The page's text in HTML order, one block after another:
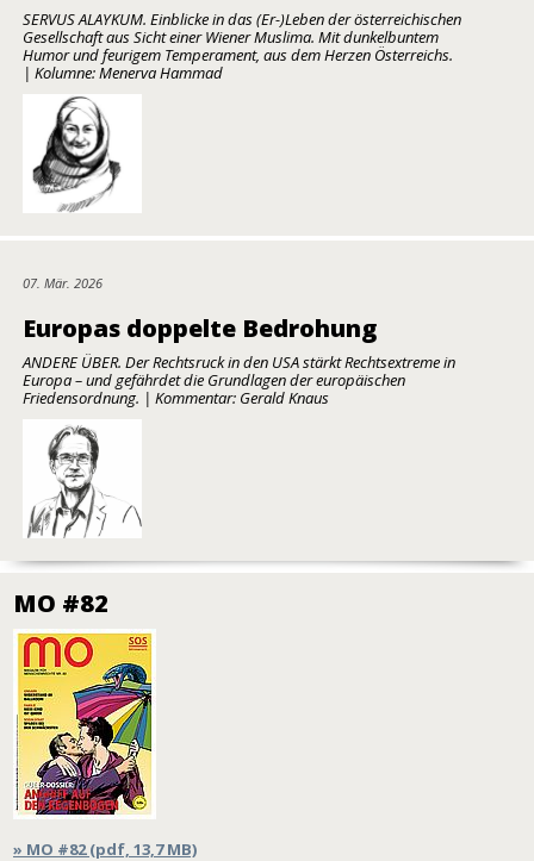
SERVUS ALAYKUM. Einblicke in das (Er-)Leben der österreichischen
Gesellschaft aus Sicht einer Wiener Muslima. Mit dunkelbuntem
Humor und feurigem Temperament, aus dem Herzen Österreichs.
| Kolumne: Menerva Hammad
07. Mär. 2026
Europas doppelte Bedrohung
ANDERE ÜBER. Der Rechtsruck in den USA stärkt Rechtsextreme in
Europa – und gefährdet die Grundlagen der europäischen
Friedensordnung. | Kommentar: Gerald Knaus
MO #82
» MO #82 (pdf, 13,7 MB)